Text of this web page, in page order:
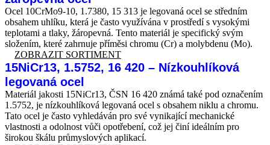
Ocel 10CrMo9-10, 1.7380, 15 313 je legovaná ocel se středním
obsahem uhlíku, která je často využívána v prostředí s vysokými
teplotami a tlaky, žáropevná. Tento materiál je specifický svým
složením, které zahrnuje příměsi chromu (Cr) a molybdenu (Mo).
ZOBRAZIT SORTIMENT
15NiCr13, 1.5752, 16 420 – Nízkouhlíková
legovaná ocel
Materiál jakosti 15NiCr13, ČSN 16 420 známá také pod označením
1.5752, je nízkouhlíková legovaná ocel s obsahem niklu a chromu.
Tato ocel je často vyhledáván pro své vynikající mechanické
vlastnosti a odolnost vůči opotřebení, což jej činí ideálním pro
širokou škálu průmyslových aplikací.